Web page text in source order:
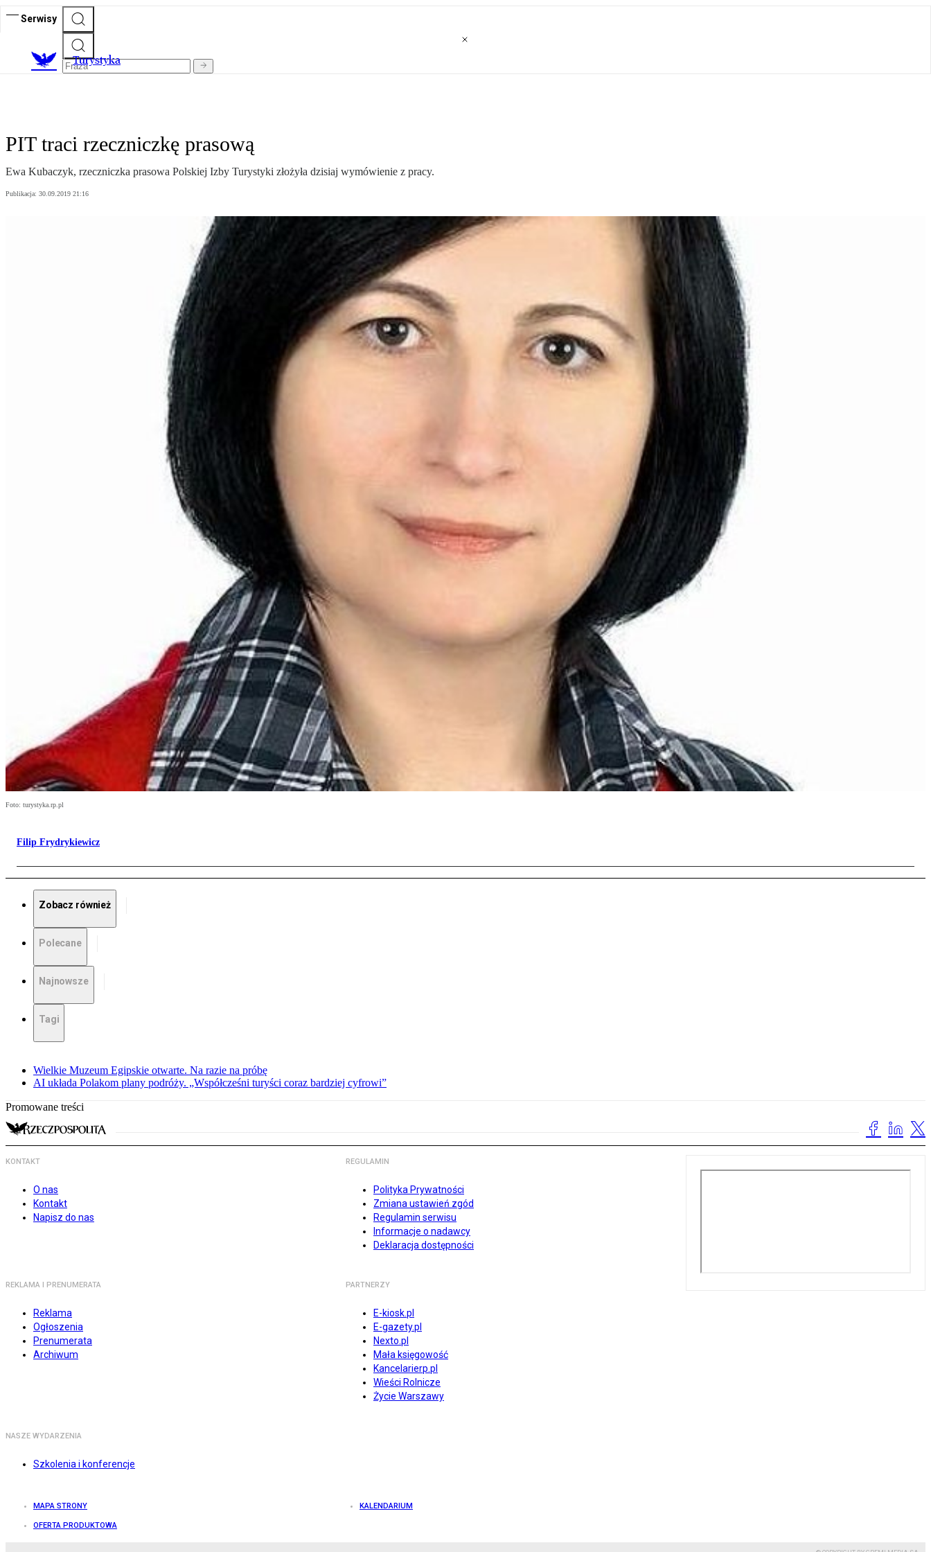
Serwisy
Turystyka
PIT traci rzeczniczkę prasową
Ewa Kubaczyk, rzeczniczka prasowa Polskiej Izby Turystyki złożyła dzisiaj wymówienie z pracy.
Publikacja: 30.09.2019 21:16
Foto: turystyka.rp.pl
Filip Frydrykiewicz
Zobacz również
Polecane
Najnowsze
Tagi
Wielkie Muzeum Egipskie otwarte. Na razie na próbę
AI układa Polakom plany podróży. „Współcześni turyści coraz bardziej cyfrowi”
Promowane treści
KONTAKT
O nas
Kontakt
Napisz do nas
REGULAMIN
Polityka Prywatności
Zmiana ustawień zgód
Regulamin serwisu
Informacje o nadawcy
Deklaracja dostępności
REKLAMA I PRENUMERATA
Reklama
Ogłoszenia
Prenumerata
Archiwum
PARTNERZY
E-kiosk.pl
E-gazety.pl
Nexto.pl
Mała księgowość
Kancelarierp.pl
Wieści Rolnicze
Życie Warszawy
NASZE WYDARZENIA
Szkolenia i konferencje
MAPA STRONY KALENDARIUM
OFERTA PRODUKTOWA